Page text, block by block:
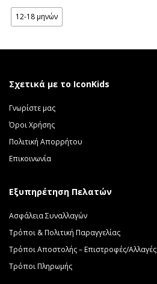
was:
20.90 €.
12-18 μηνών
Σχετικά με το IconKids
Γνωρίστε μας
Όροι Χρήσης
Πολιτική Απορρήτου
Επικοινωνία
Εξυπηρέτηση Πελατών
Ασφάλεια Συναλλαγών
Τρόποι & Πολιτική Παραγγελίας
Τρόποι Αποστολής – Επιστροφές/Αλλαγές
Τρόποι Πληρωμής